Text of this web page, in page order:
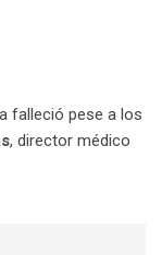
falleció pese a los
, director médico